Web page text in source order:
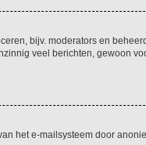
bijv. moderators en
veel berichten, gewoon
het e-mailsysteem door